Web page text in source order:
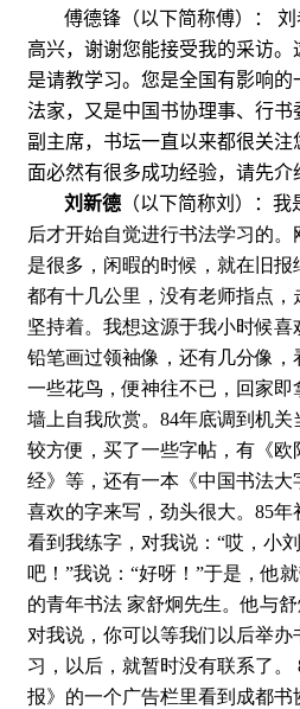
傅德锋 （以下简称傅） ：刘
高兴，谢谢您能接受我的采访
是请教学习。您是全国有影响
法家，又是中国书协理事、行
副主席，书坛一直以来都很关
面必然有很多成功经验，请先介
刘新德 （以下简称刘）：我
后才开始自觉进行书法学习的
是很多，闲暇的时候，就在旧
都有十几公里，没有老师指点
坚持着。我想这源于我小时候喜
铅笔画过领袖像，还有几分像
一些花鸟，便神往不已，回家
墙上自我欣赏。 84年底调到机关
较方便，买了一些字帖，有《
经》等，还有一本《中国书法大
喜欢的字来写，劲头很大。 85年
看到我练字，对我说：“哎，小
吧！”我说：“好呀！”于是，他
的青年书法 家舒炯先生。他与舒
对我说，你可以等我们以后举
习，以后，就暂时没有联系了。
报》的一个广告栏里看到成都